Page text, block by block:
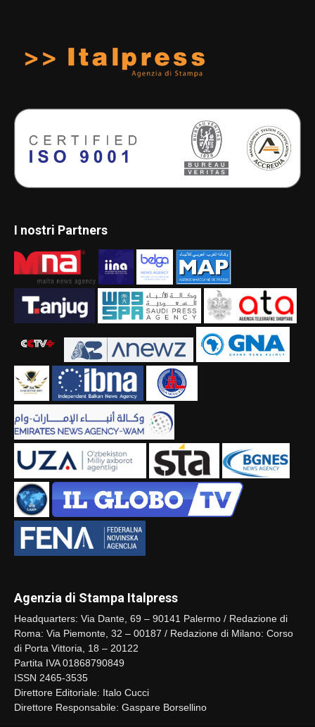
I nostri Partners
Agenzia di Stampa Italpress
Headquarters: Via Dante, 69 – 90141 Palermo / Redazione di
Roma: Via Piemonte, 32 – 00187 / Redazione di Milano: Corso
di Porta Vittoria, 18 – 20122
Partita IVA 01868790849
ISSN 2465-3535
Direttore Editoriale: Italo Cucci
Direttore Responsabile: Gaspare Borsellino